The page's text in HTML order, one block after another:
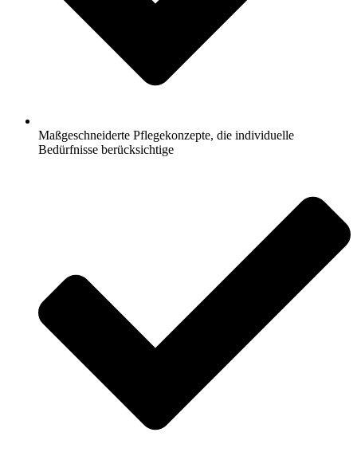
Maßgeschneiderte Pflegekonzepte, die individuelle
Bedürfnisse berücksichtige